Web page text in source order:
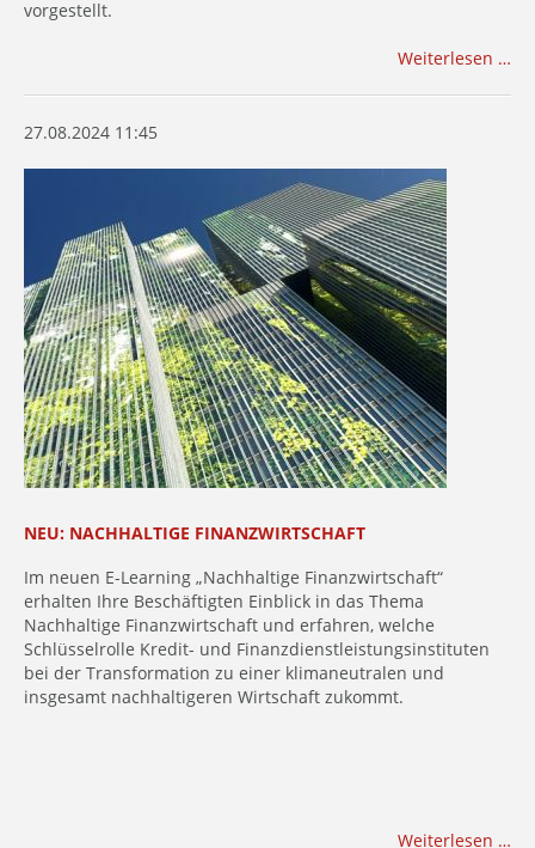
vorgestellt.
Weiterlesen …
27.08.2024 11:45
NEU: NACHHALTIGE FINANZWIRTSCHAFT
Im neuen E-Learning „Nachhaltige Finanzwirtschaft“
erhalten Ihre Beschäftigten Einblick in das Thema
Nachhaltige Finanzwirtschaft und erfahren, welche
Schlüsselrolle Kredit- und Finanzdienstleistungsinstituten
bei der Transformation zu einer klimaneutralen und
insgesamt nachhaltigeren Wirtschaft zukommt.
Weiterlesen …